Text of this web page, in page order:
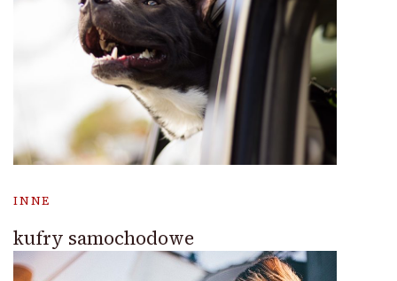
INNE
kufry samochodowe